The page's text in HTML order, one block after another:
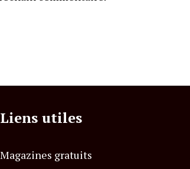
Liens utiles
Magazines gratuits